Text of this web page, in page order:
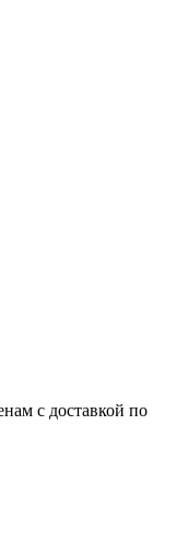
с доставкой по